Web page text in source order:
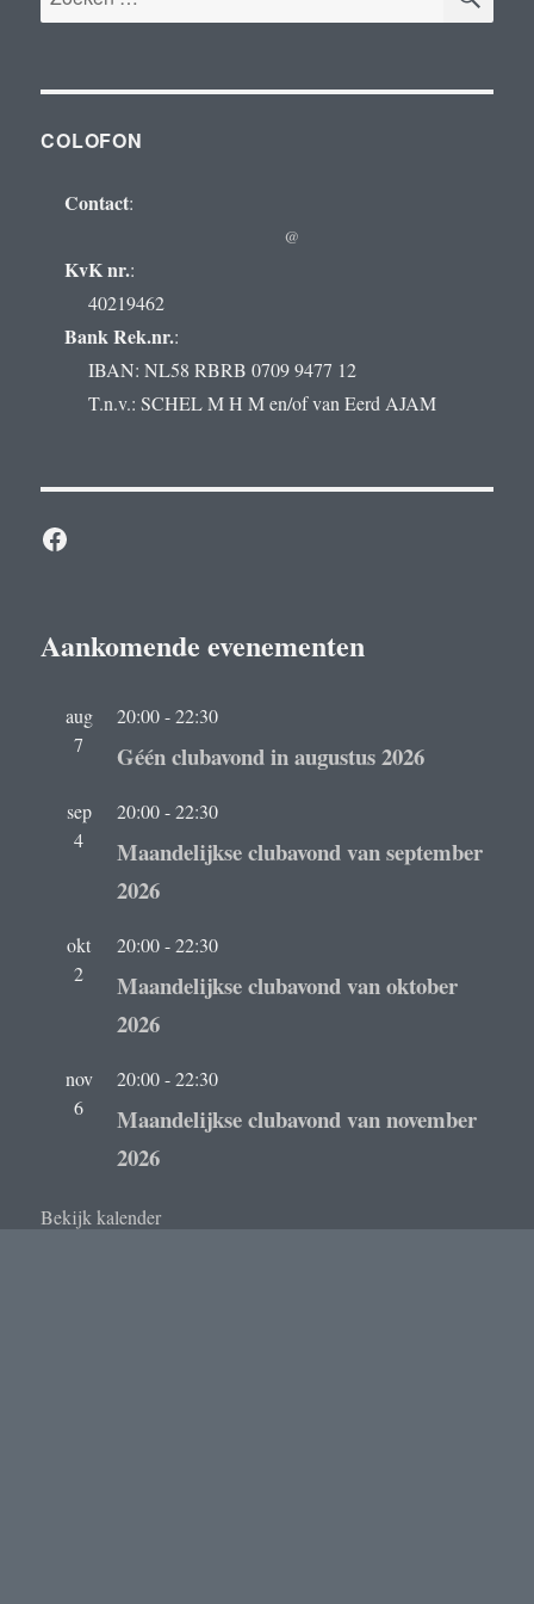
naar:
COLOFON
Contact:
@
KvK nr.:
40219462
Bank Rek.nr.:
IBAN: NL58 RBRB 0709 9477 12
T.n.v.: SCHEL M H M en/of van Eerd AJAM
Facebook
Aankomende evenementen
aug
7
20:00-22:30
Géén clubavond in augustus 2026
sep
4
20:00-22:30
Maandelijkse clubavond van september
2026
okt
2
20:00-22:30
Maandelijkse clubavond van oktober
2026
nov
6
20:00-22:30
Maandelijkse clubavond van november
2026
Bekijk kalender